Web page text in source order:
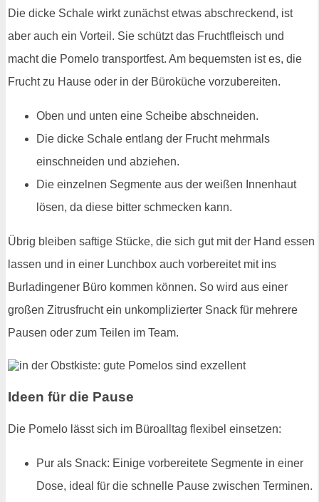
Die dicke Schale wirkt zunächst etwas abschreckend, ist
aber auch ein Vorteil. Sie schützt das Fruchtfleisch und
macht die Pomelo transportfest. Am bequemsten ist es, die
Frucht zu Hause oder in der Büroküche vorzubereiten.
Oben und unten eine Scheibe abschneiden.
Die dicke Schale entlang der Frucht mehrmals
einschneiden und abziehen.
Die einzelnen Segmente aus der weißen Innenhaut
lösen, da diese bitter schmecken kann.
Übrig bleiben saftige Stücke, die sich gut mit der Hand essen
lassen und in einer Lunchbox auch vorbereitet mit ins
Burladingener Büro kommen können. So wird aus einer
großen Zitrusfrucht ein unkomplizierter Snack für mehrere
Pausen oder zum Teilen im Team.
Ideen für die Pause
Die Pomelo lässt sich im Büroalltag flexibel einsetzen:
Pur als Snack: Einige vorbereitete Segmente in einer
Dose, ideal für die schnelle Pause zwischen Terminen.